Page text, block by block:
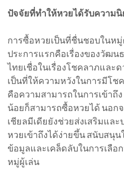
ปัจจัยที่ทำให้หวยได้รับความ
การซื้อหวยเป็นที่ชื่นชอบในห
ประการแรกคือเรื่องของวัฒน
ไทยเชื่อในเรื่องโชคลาภและ
เป็นที่ให้ความหวังในการมีโช
คือความสามารถในการเข้าถึง
น้อยก็สามารถซื้อหวยได้ นอก
เชียลมีเดียยังช่วยส่งเสริมแล
หวยเข้าถึงได้ง่ายขึ้น สนับสนุ
ข้อมูลและเคล็ดลับในการเลือ
หมู่ผู้เล่น